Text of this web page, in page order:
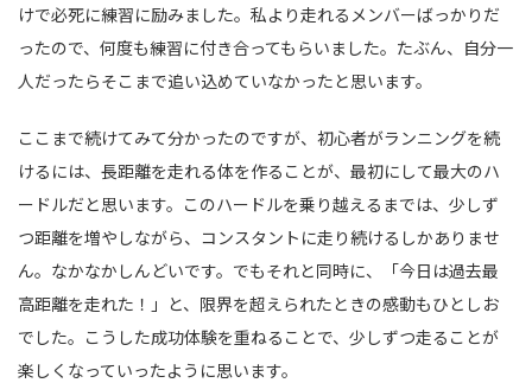
けで必死に練習に励みました。私より走れるメンバーばっかりだ
ったので、何度も練習に付き合ってもらいました。たぶん、自分一
人だったらそこまで追い込めていなかったと思います。
ここまで続けてみて分かったのですが、初心者がランニングを続
けるには、長距離を走れる体を作ることが、最初にして最大のハ
ードルだと思います。このハードルを乗り越えるまでは、少しず
つ距離を増やしながら、コンスタントに走り続けるしかありませ
ん。なかなかしんどいです。でもそれと同時に、「今日は過去最
高距離を走れた！」と、限界を超えられたときの感動もひとしお
でした。こうした成功体験を重ねることで、少しずつ走ることが
楽しくなっていったように思います。